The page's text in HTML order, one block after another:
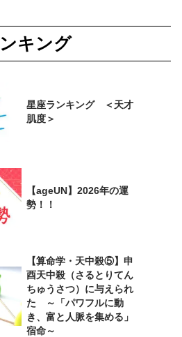
キング
星座ランキング ＜天才
肌度＞
【ageUN】2026年の運
勢！！
【算命学・天中殺⑤】申
酉天中殺（さるとりてん
ちゅうさつ）に与えられ
た ～「パワフルに動
き、富と人脈を集める」
宿命～